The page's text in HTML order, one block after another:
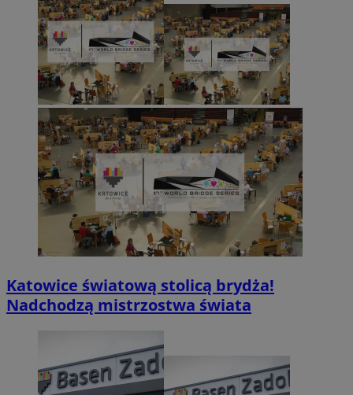
Katowice światową stolicą brydża!
Nadchodzą mistrzostwa świata